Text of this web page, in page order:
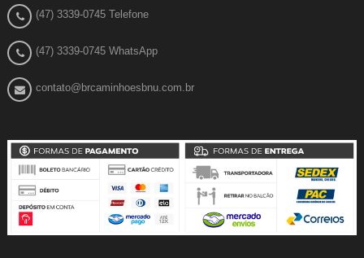
(47) 3339-0745 Telefone
(47) 3339-0745 WhatsApp
contato@brcaminhoesbnu.com.br